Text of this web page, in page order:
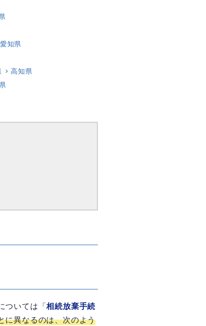
愛知県
高知県
ついては「相続放棄手続
に異なるのは、次のよう